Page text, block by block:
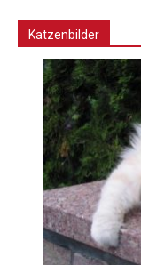
Katzenbilder